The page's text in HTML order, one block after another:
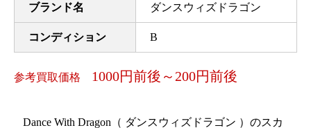
ブランド名 ダンスウィズドラゴン
コンディション B
参考買取価格 1000円前後～200円前後
Dance With Dragon（ ダンスウィズドラゴン ）のスカ